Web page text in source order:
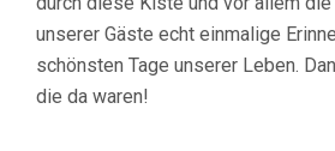
unserer Gäste echt einmalige
schönsten Tage unserer Leben.
die da waren!